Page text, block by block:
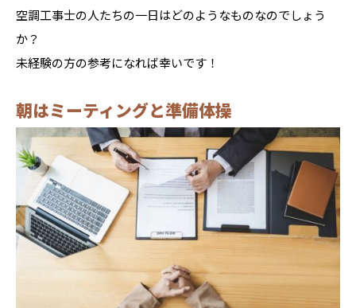
空調工事士の人たちの一日はどのようなものなのでしょう
か？
未経験の方の参考になれば幸いです！
朝はミーティングと準備体操